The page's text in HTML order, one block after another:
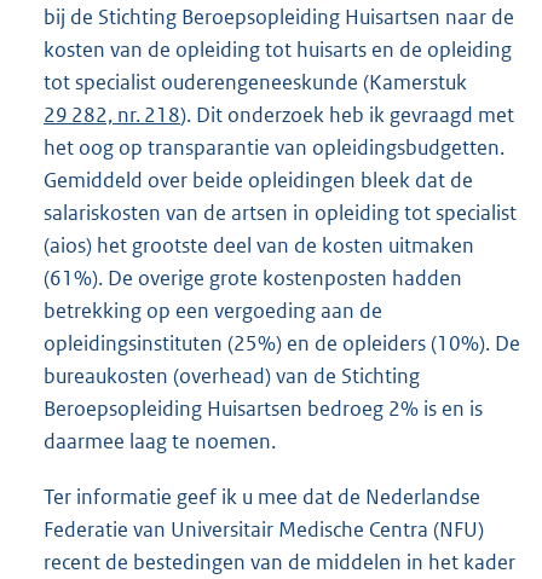
e
l
i
n
k
:
bij de Stichting Beroepsopleiding Huisartsen naar de
kosten van de opleiding tot huisarts en de opleiding
tot specialist ouderengeneeskunde (Kamerstuk
29 282, nr. 218). Dit onderzoek heb ik gevraagd met
het oog op transparantie van opleidingsbudgetten.
Gemiddeld over beide opleidingen bleek dat de
salariskosten van de artsen in opleiding tot specialist
(aios) het grootste deel van de kosten uitmaken
(61%). De overige grote kostenposten hadden
betrekking op een vergoeding aan de
opleidingsinstituten (25%) en de opleiders (10%). De
bureaukosten (overhead) van de Stichting
Beroepsopleiding Huisartsen bedroeg 2% is en is
daarmee laag te noemen.
Ter informatie geef ik u mee dat de Nederlandse
Federatie van Universitair Medische Centra (NFU)
recent de bestedingen van de middelen in het kader